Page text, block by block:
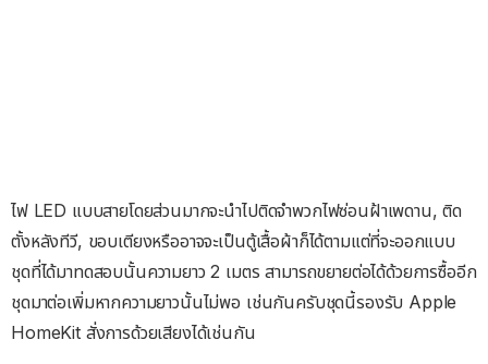
ไฟ LED แบบสายโดยส่วนมากจะนำไปติดจำพวกไฟซ่อนฝ้าเพดาน, ติด
ตั้งหลังทีวี, ขอบเตียงหรืออาจจะเป็นตู้เสื้อผ้าก็ได้ตามแต่ที่จะออกแบบ
ชุดที่ได้มาทดสอบนั้นความยาว 2 เมตร สามารถขยายต่อได้ด้วยการซื้ออีก
ชุดมาต่อเพิ่มหากความยาวนั้นไม่พอ เช่นกันครับชุดนี้รองรับ Apple
HomeKit สั่งการด้วยเสียงได้เช่นกัน